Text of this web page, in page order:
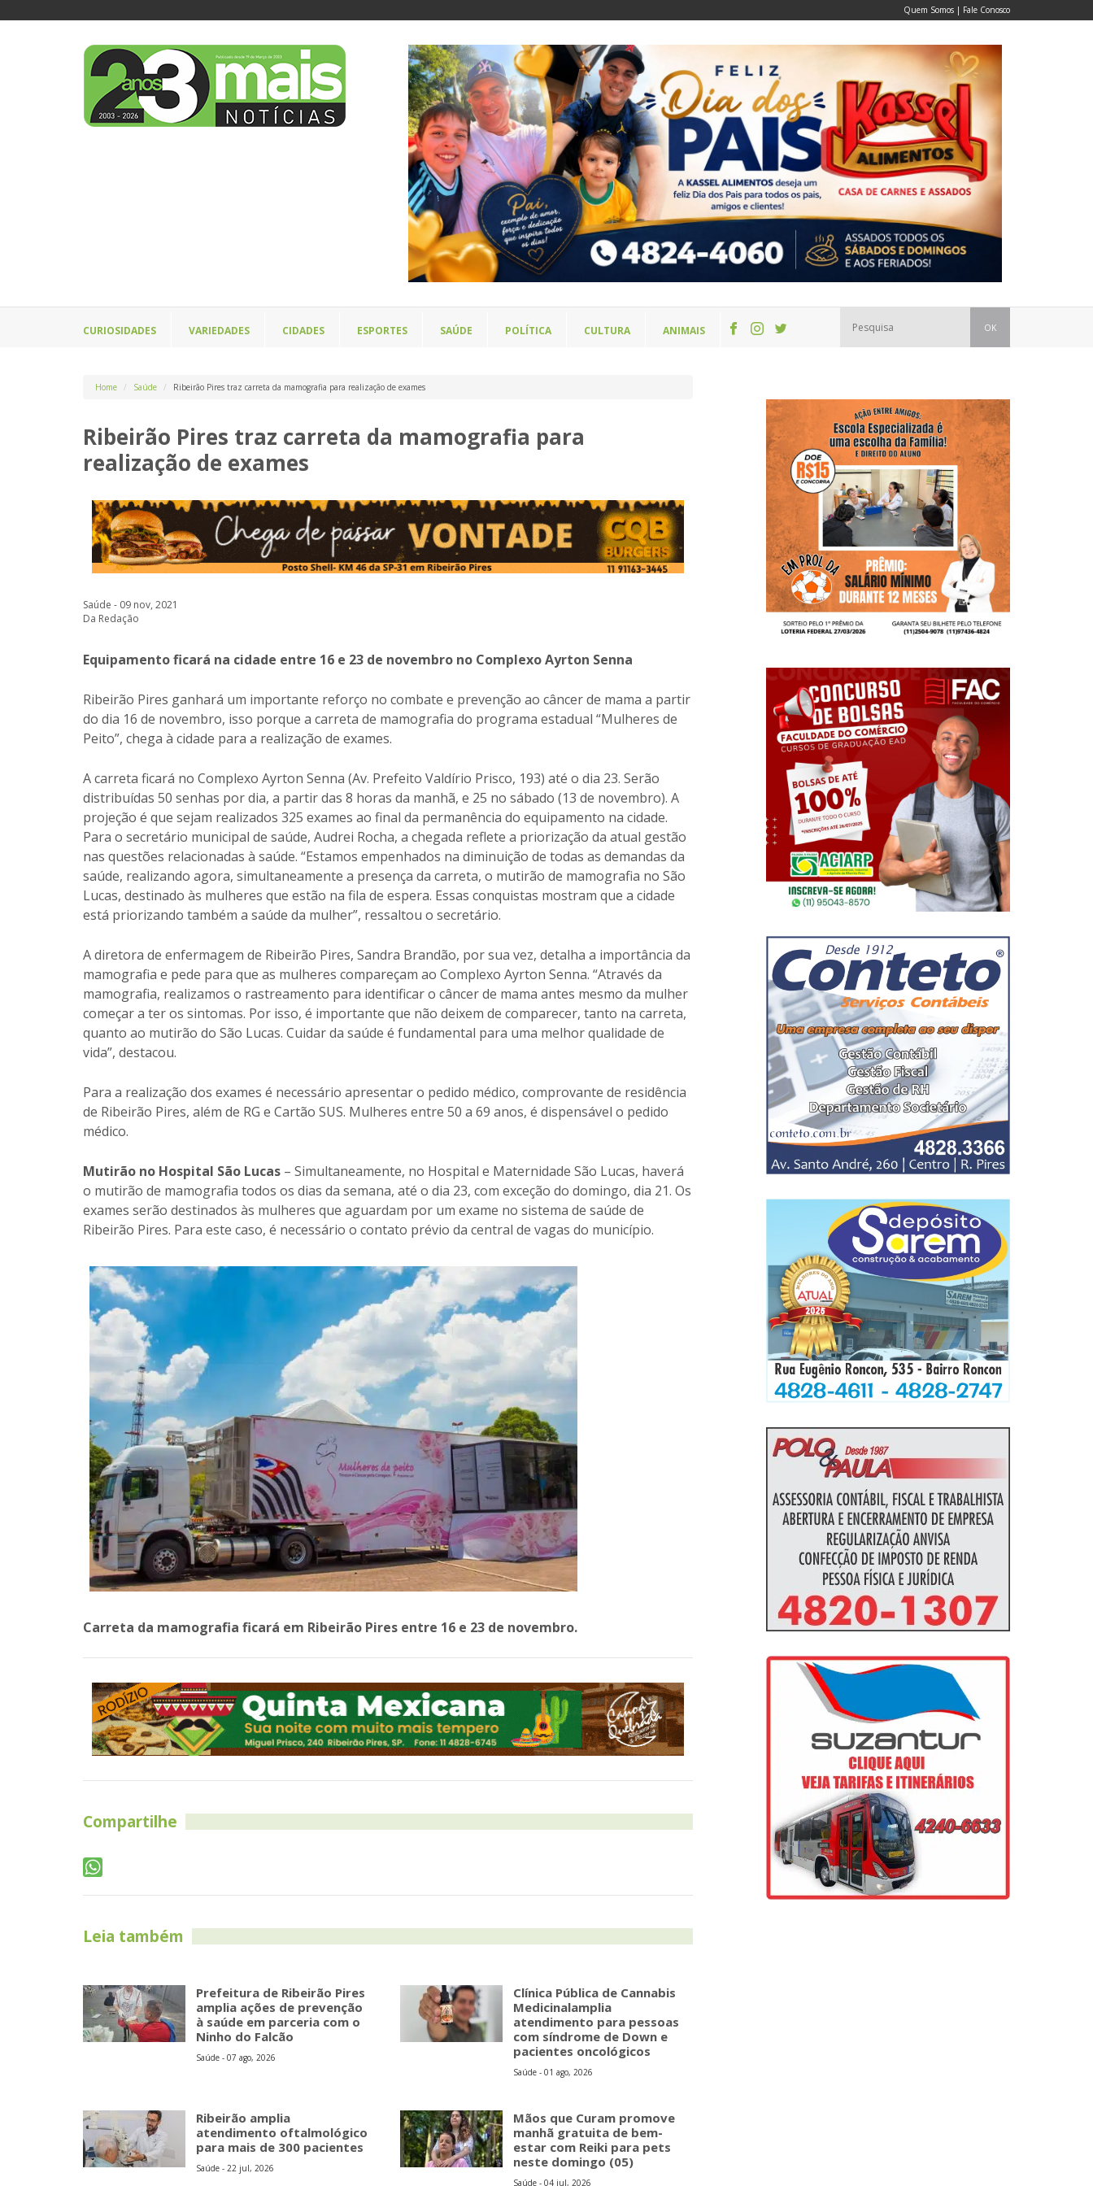
Quem Somos | Fale Conosco
CURIOSIDADES VARIEDADES CIDADES ESPORTES SAÚDE POLÍTICA CULTURA ANIMAIS OK
Home Saúde Ribeirão Pires traz carreta da mamografia para realização de exames
Ribeirão Pires traz carreta da mamografia para
realização de exames
Saúde - 09 nov, 2021
Da Redação
Equipamento ficará na cidade entre 16 e 23 de novembro no Complexo Ayrton Senna
Ribeirão Pires ganhará um importante reforço no combate e prevenção ao câncer de mama a partir
do dia 16 de novembro, isso porque a carreta de mamografia do programa estadual “Mulheres de
Peito”, chega à cidade para a realização de exames.
A carreta ficará no Complexo Ayrton Senna (Av. Prefeito Valdírio Prisco, 193) até o dia 23. Serão
distribuídas 50 senhas por dia, a partir das 8 horas da manhã, e 25 no sábado (13 de novembro). A
projeção é que sejam realizados 325 exames ao final da permanência do equipamento na cidade.
Para o secretário municipal de saúde, Audrei Rocha, a chegada reflete a priorização da atual gestão
nas questões relacionadas à saúde. “Estamos empenhados na diminuição de todas as demandas da
saúde, realizando agora, simultaneamente a presença da carreta, o mutirão de mamografia no São
Lucas, destinado às mulheres que estão na fila de espera. Essas conquistas mostram que a cidade
está priorizando também a saúde da mulher”, ressaltou o secretário.
A diretora de enfermagem de Ribeirão Pires, Sandra Brandão, por sua vez, detalha a importância da
mamografia e pede para que as mulheres compareçam ao Complexo Ayrton Senna. “Através da
mamografia, realizamos o rastreamento para identificar o câncer de mama antes mesmo da mulher
começar a ter os sintomas. Por isso, é importante que não deixem de comparecer, tanto na carreta,
quanto ao mutirão do São Lucas. Cuidar da saúde é fundamental para uma melhor qualidade de
vida”, destacou.
Para a realização dos exames é necessário apresentar o pedido médico, comprovante de residência
de Ribeirão Pires, além de RG e Cartão SUS. Mulheres entre 50 a 69 anos, é dispensável o pedido
médico.
Mutirão no Hospital São Lucas – Simultaneamente, no Hospital e Maternidade São Lucas, haverá
o mutirão de mamografia todos os dias da semana, até o dia 23, com exceção do domingo, dia 21. Os
exames serão destinados às mulheres que aguardam por um exame no sistema de saúde de
Ribeirão Pires. Para este caso, é necessário o contato prévio da central de vagas do município.
Carreta da mamografia ficará em Ribeirão Pires entre 16 e 23 de novembro.
Compartilhe
Leia também
Prefeitura de Ribeirão Pires
amplia ações de prevenção
à saúde em parceria com o
Ninho do Falcão
Saúde - 07 ago, 2026
Clínica Pública de Cannabis
Medicinalamplia
atendimento para pessoas
com síndrome de Down e
pacientes oncológicos
Saúde - 01 ago, 2026
Ribeirão amplia
atendimento oftalmológico
para mais de 300 pacientes
Saúde - 22 jul, 2026
Mãos que Curam promove
manhã gratuita de bem-
estar com Reiki para pets
neste domingo (05)
Saúde - 04 jul, 2026